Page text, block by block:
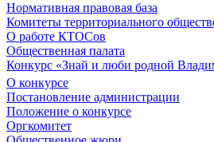
Нормативная правовая база
Комитеты территориального
О работе КТОСов
Общественная палата
Конкурс «Знай и люби родной
О конкурсе
Постановление администрации
Положение о конкурсе
Оргкомитет